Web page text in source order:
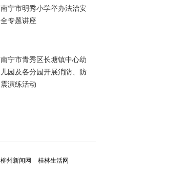
南宁市明秀小学举办法治安
全专题讲座
南宁市青秀区长塘镇中心幼
儿园及各分园开展消防、防
震演练活动
柳州新闻网
桂林生活网